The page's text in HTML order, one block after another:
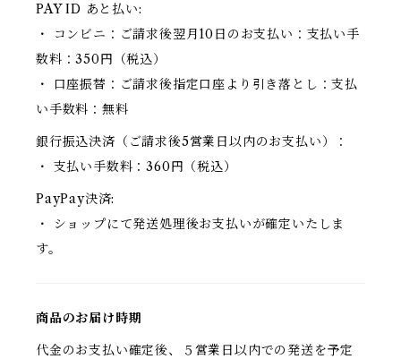
PAY ID あと払い:
・ コンビニ：ご請求後翌月10日のお支払い：支払い手
数料：350円（税込）
・ 口座振替：ご請求後指定口座より引き落とし：支払
い手数料：無料
銀行振込決済（ご請求後5営業日以内のお支払い）：
・ 支払い手数料：360円（税込）
PayPay決済:
・ ショップにて発送処理後お支払いが確定いたしま
す。
商品のお届け時期
代金のお支払い確定後、５営業日以内での発送を予定